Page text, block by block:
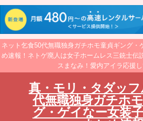
ネット乞食50代無職独身ガチホモ童貞ギング・
め速報！ネトゲ廃人は女子ホームレス三銃士伝
スまなみ！愛内アイラ応援し
真・モリ・タダッフ
代無職独身ガチホ
グ・ゲイなー女装